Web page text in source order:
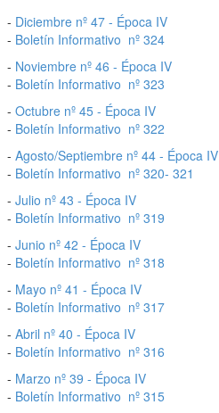
- Diciembre nº 47 - Época IV
- Boletín Informativo nº 324
- Noviembre nº 46 - Época IV
- Boletín Informativo nº 323
- Octubre nº 45 - Época IV
- Boletín Informativo nº 322
- Agosto/Septiembre nº 44 - Época IV
- Boletín Informativo nº 320- 321
- Julio nº 43 - Época IV
- Boletín Informativo nº 319
- Junio nº 42 - Época IV
- Boletín Informativo nº 318
- Mayo nº 41 - Época IV
- Boletín Informativo nº 317
- Abril nº 40 - Época IV
- Boletín Informativo nº 316
- Marzo nº 39 - Época IV
- Boletín Informativo nº 315